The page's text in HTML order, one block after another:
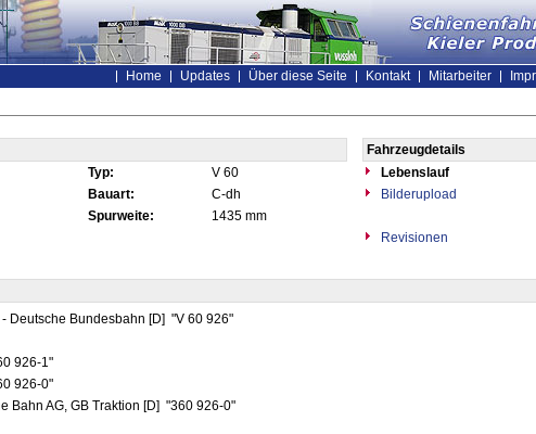
Home Updates Über diese Seite Kontakt Mitarbeiter
Fahrzeugdetails
Typ: V 60
Lebenslauf
Bauart: C-dh
Bilderupload
Spurweite:
1435 mm
Revisionen
Deutsche Bundesbahn [D] "V 60 926"
926-1"
926-0"
Bahn AG, GB Traktion [D] "360 926-0"